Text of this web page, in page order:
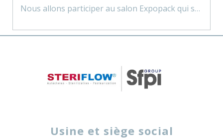
Nous allons participer au salon Expopack qui se déroulera du 5 au 8 juin à Mexico (Mexique).
Usine et siège social